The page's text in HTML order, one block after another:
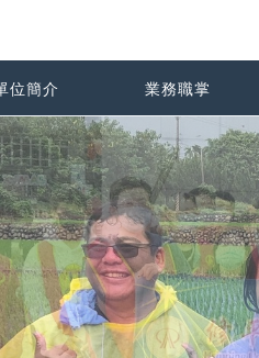
位簡介 業務職掌